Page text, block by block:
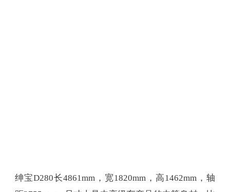
绅宝D280长4861mm，宽1820mm，高1462mm，轴